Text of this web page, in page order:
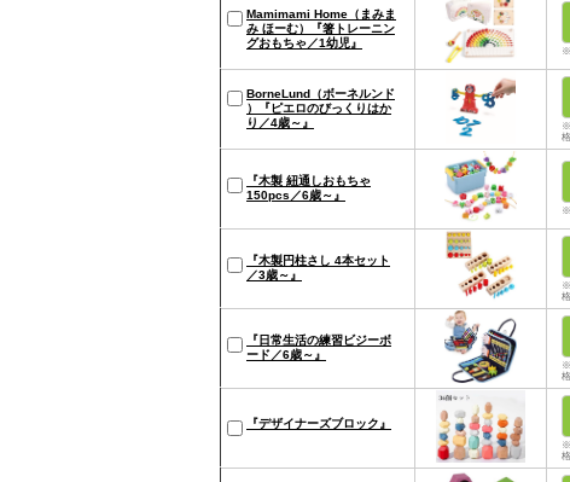
Mamimami Home（まみま
み ほーむ）『箸トレーニン
グおもちゃ／1幼児』
※
BorneLund（ボーネルンド
）『ピエロのびっくりはか
り／4歳～』
※
格
『木製 紐通しおもちゃ
150pcs／6歳～』
※
『木製円柱さし 4本セット
／3歳～』
※
格
『日常生活の練習ビジーボ
ード／6歳～』
※
格
『デザイナーズブロック』
※
格